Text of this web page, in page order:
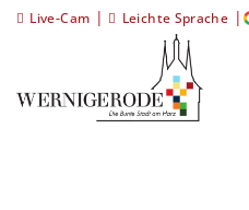
Live-Cam | Leichte Sprache |